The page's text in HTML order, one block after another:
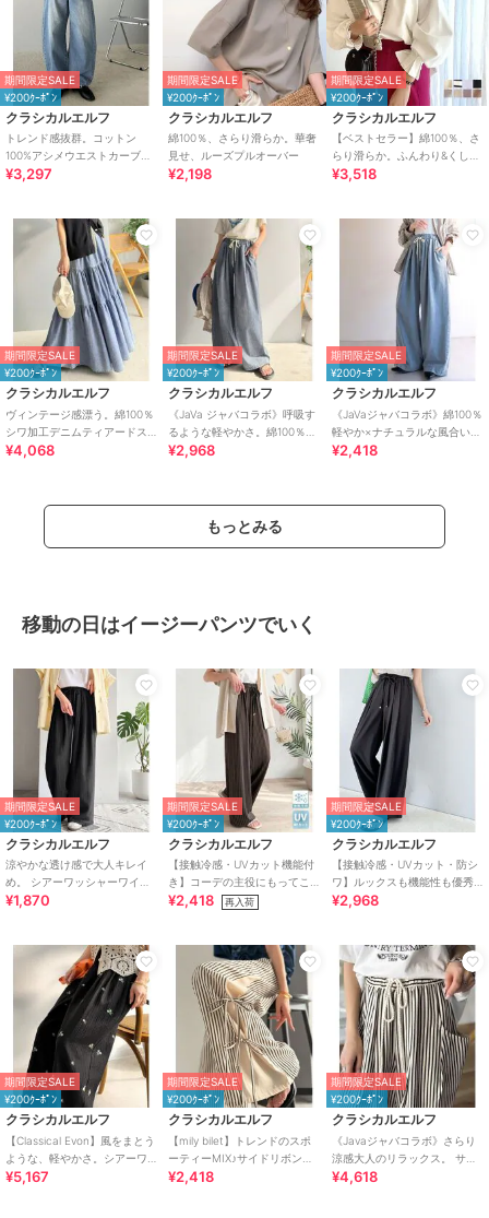
期間限定SALE
¥200ｸｰﾎﾟﾝ
クラシカルエルフ
トレンド感抜群。コットン
100%アシメウエストカーブデ
ニムパンツ
¥3,297
期間限定SALE
¥200ｸｰﾎﾟﾝ
クラシカルエルフ
綿100％、さらり滑らか。華奢
見せ、ルーズプルオーバー
¥2,198
期間限定SALE
¥200ｸｰﾎﾟﾝ
クラシカルエルフ
【ベストセラー】綿100％、さ
らり滑らか。ふんわり&くしゅ
が可愛い大人トップス
¥3,518
期間限定SALE
¥200ｸｰﾎﾟﾝ
クラシカルエルフ
ヴィンテージ感漂う。綿100％
シワ加工デニムティアードス
カート
¥4,068
期間限定SALE
¥200ｸｰﾎﾟﾝ
クラシカルエルフ
《JaVa ジャバコラボ》呼吸す
るような軽やかさ。綿100％シ
ワ加工デニム2タックイージー
¥2,968
期間限定SALE
¥200ｸｰﾎﾟﾝ
クラシカルエルフ
《JaVaジャバコラボ》綿100％
軽やか×ナチュラルな風合い。
ライトオンスデニムイージー
¥2,418
もっとみる
移動の日はイージーパンツでいく
期間限定SALE
¥200ｸｰﾎﾟﾝ
クラシカルエルフ
涼やかな透け感で大人キレイ
め。 シアーワッシャーワイド
イージーパンツ
¥1,870
期間限定SALE
¥200ｸｰﾎﾟﾝ
クラシカルエルフ
【接触冷感・UVカット機能付
き】コーデの主役にもってこ
いの一本！紐付き総柄スリム
¥2,418 再入荷
期間限定SALE
¥200ｸｰﾎﾟﾝ
クラシカルエルフ
【接触冷感・UVカット・防シ
ワ】ルックスも機能性も優秀♪
ギャザーワイドストレートイ
¥2,968
期間限定SALE
¥200ｸｰﾎﾟﾝ
クラシカルエルフ
【Classical Evon】風をまとう
ような、軽やかさ。シアーワ
ッシャー小花柄刺繍イージー
¥5,167
期間限定SALE
¥200ｸｰﾎﾟﾝ
クラシカルエルフ
【mily bilet】トレンドのスポ
ーティーMIX♪サイドリボンタ
イ 切り替えイージーパンツ
¥2,418
期間限定SALE
¥200ｸｰﾎﾟﾝ
クラシカルエルフ
《Javaジャバコラボ》さらり
涼感大人のリラックス。 サッ
カー素材ビックポケットイー
¥4,618